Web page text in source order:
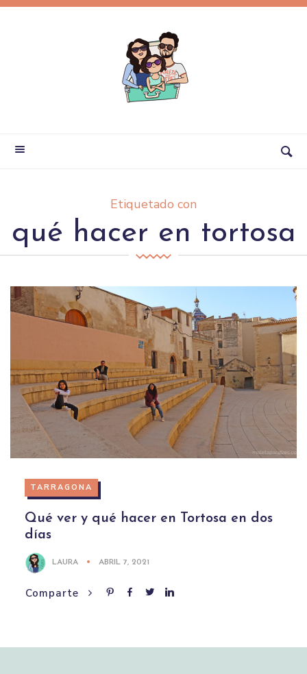
Etiquetado con
qué hacer en tortosa
TARRAGONA
Qué ver y qué hacer en Tortosa en dos
días
LAURA ABRIL 7, 2021
Comparte